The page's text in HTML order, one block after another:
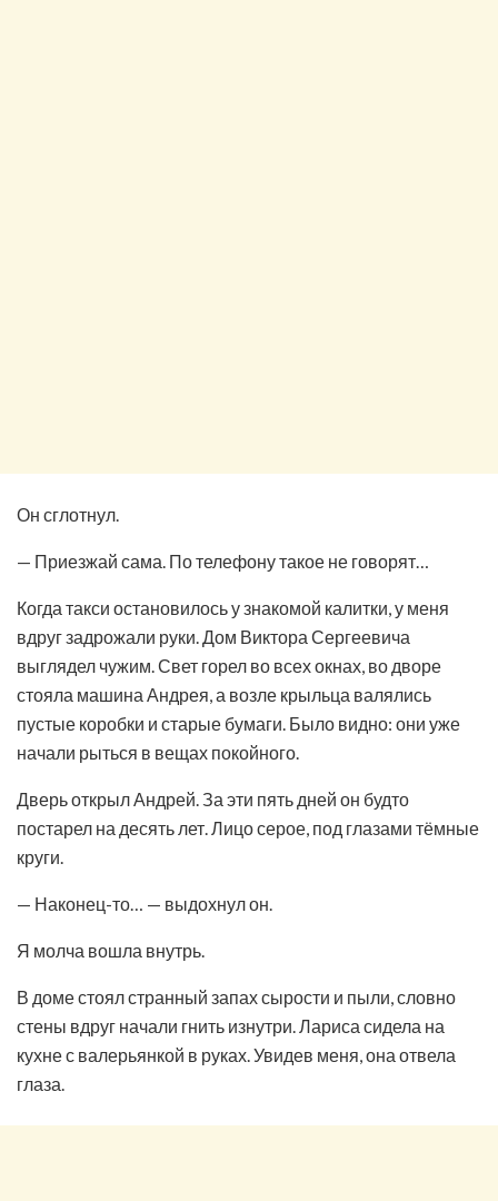
Он сглотнул.
— Приезжай сама. По телефону такое не говорят…
Когда такси остановилось у знакомой калитки, у меня
вдруг задрожали руки. Дом Виктора Сергеевича
выглядел чужим. Свет горел во всех окнах, во дворе
стояла машина Андрея, а возле крыльца валялись
пустые коробки и старые бумаги. Было видно: они уже
начали рыться в вещах покойного.
Дверь открыл Андрей. За эти пять дней он будто
постарел на десять лет. Лицо серое, под глазами тёмные
круги.
— Наконец-то… — выдохнул он.
Я молча вошла внутрь.
В доме стоял странный запах сырости и пыли, словно
стены вдруг начали гнить изнутри. Лариса сидела на
кухне с валерьянкой в руках. Увидев меня, она отвела
глаза.